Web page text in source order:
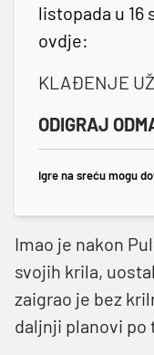
listopada u 16
ovdje:
KLAĐENJE
ODIGRAJ
Igre na sreću mogu
Imao je nakon
svojih krila,
zaigrao je bez
daljnji planovi po